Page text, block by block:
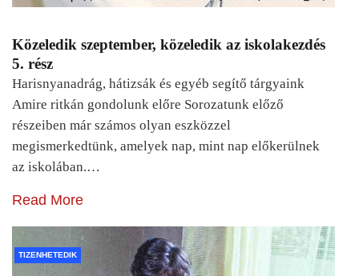
Közeledik szeptember, közeledik az iskolakezdés
5. rész
Harisnyanadrág, hátizsák és egyéb segítő tárgyaink
Amire ritkán gondolunk előre Sorozatunk előző
részeiben már számos olyan eszközzel
megismerkedtünk, amelyek nap, mint nap előkerülnek
az iskolában.…
Read More
TIZENHETEDIK